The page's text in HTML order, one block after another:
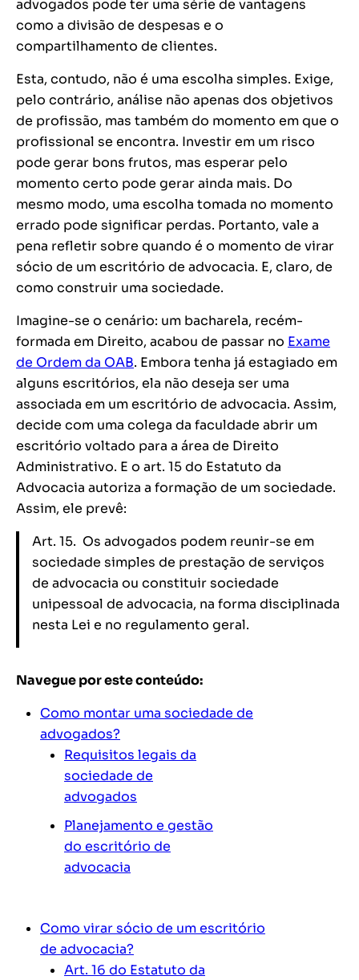
advogados pode ter uma série de vantagens
como a divisão de despesas e o
compartilhamento de clientes.
Esta, contudo, não é uma escolha simples. Exige,
pelo contrário, análise não apenas dos objetivos
de profissão, mas também do momento em que o
profissional se encontra. Investir em um risco
pode gerar bons frutos, mas esperar pelo
momento certo pode gerar ainda mais. Do
mesmo modo, uma escolha tomada no momento
errado pode significar perdas. Portanto, vale a
pena refletir sobre quando é o momento de virar
sócio de um escritório de advocacia. E, claro, de
como construir uma sociedade.
Imagine-se o cenário: um bacharela, recém-
formada em Direito, acabou de passar no Exame
de Ordem da OAB. Embora tenha já estagiado em
alguns escritórios, ela não deseja ser uma
associada em um escritório de advocacia. Assim,
decide com uma colega da faculdade abrir um
escritório voltado para a área de Direito
Administrativo. E o art. 15 do Estatuto da
Advocacia autoriza a formação de um sociedade.
Assim, ele prevê:
Art. 15. Os advogados podem reunir-se em
sociedade simples de prestação de serviços
de advocacia ou constituir sociedade
unipessoal de advocacia, na forma disciplinada
nesta Lei e no regulamento geral.
Navegue por este conteúdo:
Como montar uma sociedade de
advogados?
Requisitos legais da
sociedade de
advogados
Planejamento e gestão
do escritório de
advocacia
Como virar sócio de um escritório
de advocacia?
Art. 16 do Estatuto da